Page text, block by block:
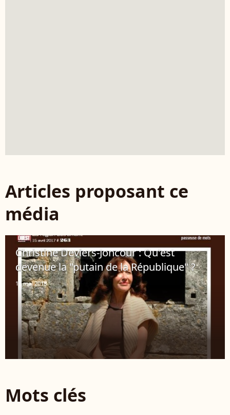
Articles proposant ce
média
Christine Deviers-Joncour : Qu'est
devenue la "putain de la République" ?
16 mai 2018
Mots clés